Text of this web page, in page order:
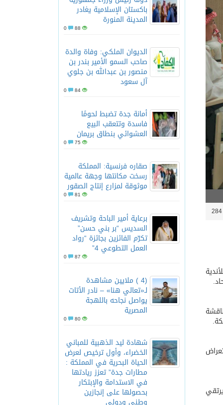
باكستان الإسلامية يغادر
المدينة المنورة
88
الديوان الملكي: وفاة والدة
صاحب السمو الأمير بندر بن
منصور بن عبدالله بن جلوي
آل سعود
84
أمانة جدة تضبط لحومًا
فاسدة وتتعقب البيع
العشوائي بنطاق بريمان
75
صقاره فرنسية: المملكة
رسخت مكانتها وجهة عالمية
موثوقة لمزارع إنتاج الصقور
81
برعاية أمير الباحة وتشريف
السديس “بر بني حسن”
تكرّم الفائزين بجائزة “رواد
العمل التطوعي 4”
87
(4 ) ملايين مشاهدة
لـ«تعالي هنا» – نادر الأتات
يواصل نجاحه باللهجة
المصرية
80
شهادة ليد الذهبية للمباني
الخضراء، وأول ترخيص لعرض
الحياة البحرية في المملكة :
مطارات جدة” تعزز ريادتها
في الاستدامة والإبتكار
بحصولها على إنجازين
وطني ودولي
العادية الرابعة، بمشاركة 44 ممثلاً للأندية
ومناقشة